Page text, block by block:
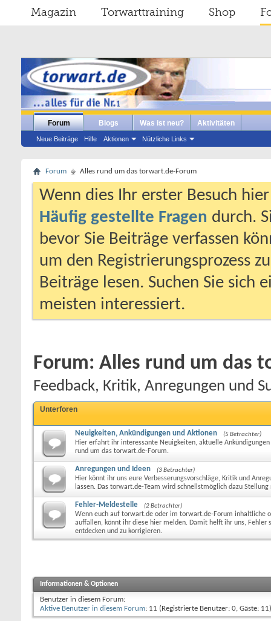
Magazin Torwarttraining Shop
Forum
Neue Beiträge Hilfe Aktionen Nützliche Links
Blogs Was ist neu? Aktivitäten
Forum Alles rund um das torwart.de-Forum
Wenn dies Ihr erster Besuch
Häufig gestellte Fragen durch.
bevor Sie Beiträge verfassen
um den Registrierungsprozess
Beiträge lesen. Suchen Sie sich
meisten interessiert.
Forum: Alles rund um das
Feedback, Kritik, Anregungen und
Unterforen
Neuigkeiten, Ankündigungen und Aktionen (5 Betrachter)
Hier erfahrt ihr interessante Neuigkeiten, aktuelle
rund um das torwart.de-Forum.
Anregungen und Ideen (3 Betrachter)
Hier könnt ihr uns eure Verbesserungsvorschläge, Kritik und
lassen. Das torwart.de-Team wird schnellstmöglich dazu Stellung
Fehler-Meldestelle (2 Betrachter)
Wenn euch auf torwart.de oder im torwart.de-Forum inhaltliche
auffallen, könnt ihr diese hier melden. Damit helft ihr uns, Fehler
entdecken und zu korrigieren.
Informationen & Optionen
Benutzer in diesem Forum:
Aktive Benutzer in diesem Forum: 11 (Registrierte Benutzer: 0, Gäste: 11)